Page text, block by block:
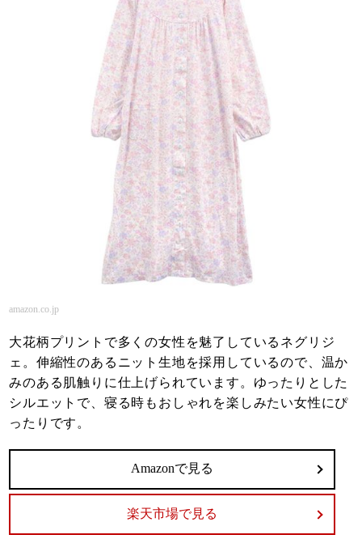
amazon.co.jp
大花柄プリントで多くの女性を魅了しているネグリジ
ェ。伸縮性のあるニット生地を採用しているので、温か
みのある肌触りに仕上げられています。ゆったりとした
シルエットで、寝る時もおしゃれを楽しみたい女性にぴ
ったりです。
Amazonで見る
楽天市場で見る